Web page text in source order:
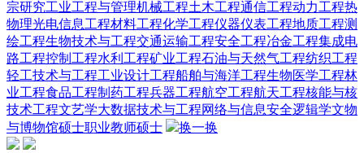
宗研究工业工程与管理机械工程土木工程通信工程动力工程热
物理光电信息工程材料工程化学工程仪器仪表工程地质工程测
绘工程生物技术与工程交通运输工程安全工程冶金工程集成电
路工程控制工程水利工程矿业工程石油与天然气工程纺织工程
轻工技术与工程工业设计工程船舶与海洋工程生物医学工程林
业工程食品工程制药工程兵器工程航空工程航天工程核能与核
技术工程文艺学大数据技术与工程网络与信息安全逻辑学文物
与博物馆硕士职业教师硕士 换一换